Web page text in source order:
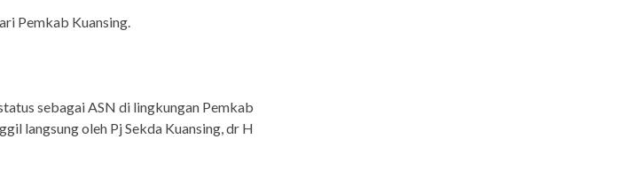
Pemkab Kuansing.
sebagai ASN di lingkungan Pemkab
langsung oleh Pj Sekda Kuansing, dr H